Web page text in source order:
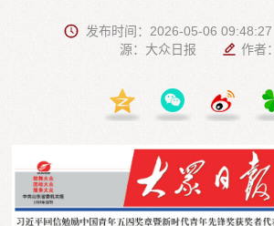
发布时间：2026-05-06 09:48:27
源：大众日报
作者：